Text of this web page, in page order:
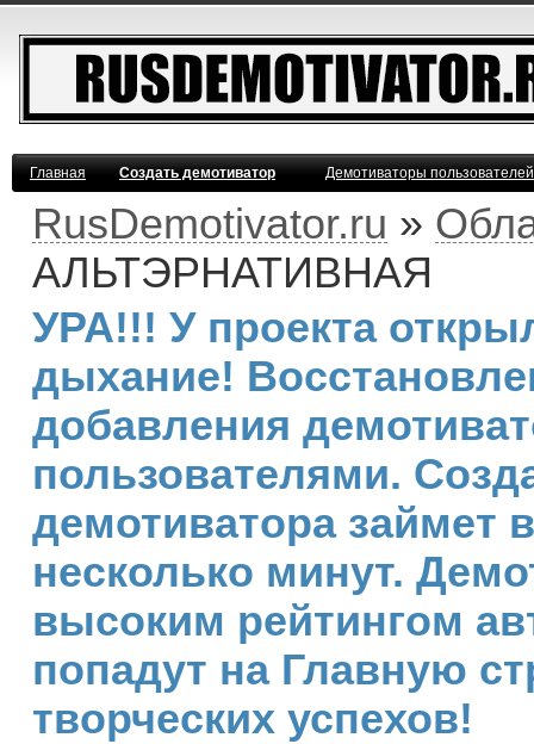
Главная Создать демотиватор Демотиваторы
RusDemotivator.ru »
АЛЬТЭРНАТИВНАЯ
УРА!!! У проекта
дыхание!
добавления
пользователями.
демотиватора займет
несколько минут.
высоким рейтингом
попадут на Главную
творческих успехов!